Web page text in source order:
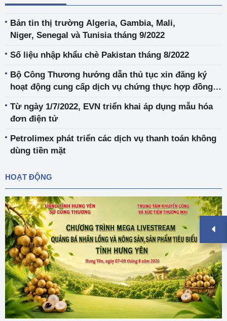
Bản tin thị trường Algeria, Gambia, Mali,
Niger, Senegal và Tunisia tháng 9/2022
Số liệu nhập khẩu chè Pakistan tháng 8/2022
Bộ Công Thương hướng dẫn thủ tục xin đăng ký
hoạt động cung cấp dịch vụ chứng thực hợp đồng
Từ ngày 1/7/2022, EVN triển khai áp dụng mẫu hóa
đơn điện tử
Petrolimex phát triển các dịch vụ thanh toán không
dùng tiền mặt
HOẠT ĐỘNG